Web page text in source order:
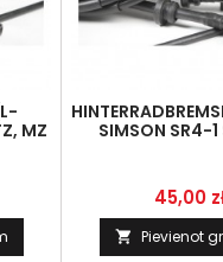
MZ
SIMSON SR4-1
Cena
45,00
 Pievienot